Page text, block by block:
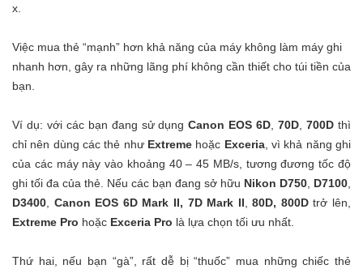
x.
Việc mua thẻ “mạnh” hơn khả năng của máy không làm máy ghi
nhanh hơn, gây ra những lãng phí không cần thiết cho túi tiền của
bạn.
Ví dụ: với các bạn đang sử dụngCanon EOS 6D ,70D ,700D thì
chỉ nên dùng các thẻ như Extreme hoặc Exceria, vì khả năng ghi
của các máy này vào khoảng 40 – 45 MB/s, tương đương tốc độ
ghi tối đa của thẻ. Nếu các bạn đang sở hữu Nikon D750 D7100
D3400
Canon EOS 6D Mark II, 7D Mark II ,80D, 800Dtrở lên,
Extreme Pro hoặc Exceria Pro là lựa chọn tối ưu nhất.
Thứ hai, nếu bạn “gà”, rất dễ bị “thuốc” mua những chiếc thẻ